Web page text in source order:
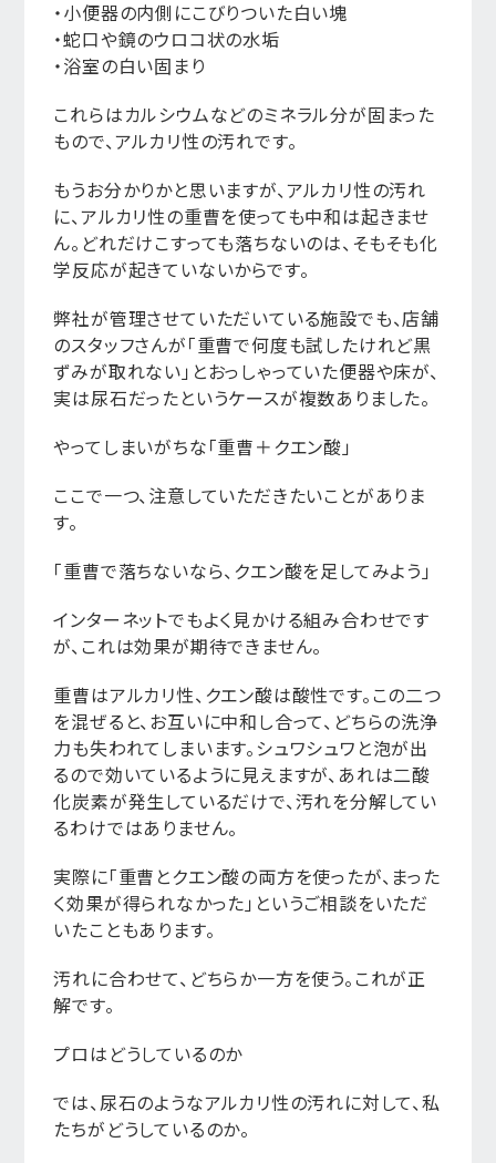
・小便器の内側にこびりついた白い塊
・蛇口や鏡のウロコ状の水垢
・浴室の白い固まり
これらはカルシウムなどのミネラル分が固まった
もので、アルカリ性の汚れです。
もうお分かりかと思いますが、アルカリ性の汚れ
に、アルカリ性の重曹を使っても中和は起きませ
ん。どれだけこすっても落ちないのは、そもそも化
学反応が起きていないからです。
弊社が管理させていただいている施設でも、店舗
のスタッフさんが「重曹で何度も試したけれど黒
ずみが取れない」とおっしゃっていた便器や床が、
実は尿石だったというケースが複数ありました。
やってしまいがちな「重曹＋クエン酸」
ここで一つ、注意していただきたいことがありま
す。
「重曹で落ちないなら、クエン酸を足してみよう」
インターネットでもよく見かける組み合わせです
が、これは効果が期待できません。
重曹はアルカリ性、クエン酸は酸性です。この二つ
を混ぜると、お互いに中和し合って、どちらの洗浄
力も失われてしまいます。シュワシュワと泡が出
るので効いているように見えますが、あれは二酸
化炭素が発生しているだけで、汚れを分解してい
るわけではありません。
実際に「重曹とクエン酸の両方を使ったが、まった
く効果が得られなかった」というご相談をいただ
いたこともあります。
汚れに合わせて、どちらか一方を使う。これが正
解です。
プロはどうしているのか
では、尿石のようなアルカリ性の汚れに対して、私
たちがどうしているのか。